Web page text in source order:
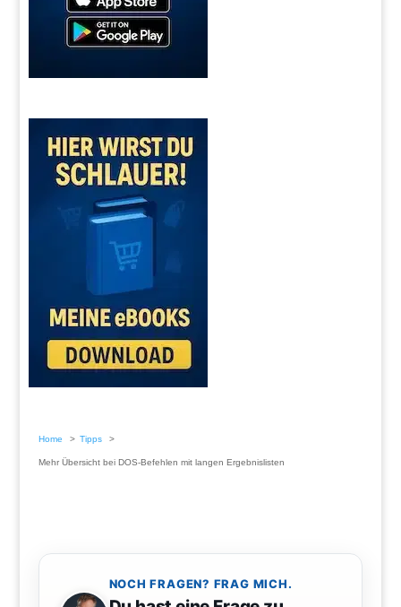
Home Tipps
Mehr Übersicht bei DOS-Befehlen mit langen Ergebnislisten
NOCH FRAGEN? FRAG MICH.